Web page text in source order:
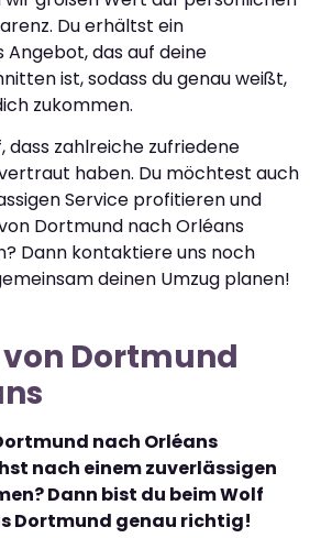
Du erhältst ein
das auf deine
ist, sodass du genau weißt,
zukommen.
dass zahlreiche zufriedene
haben. Du möchtest auch
Service profitieren und
Dortmund nach Orléans
Dann kontaktiere uns noch
deinen Umzug planen!
Dortmund
nach Orléans
nach einem zuverlässigen
Dann bist du beim Wolf
Dortmund genau richtig!